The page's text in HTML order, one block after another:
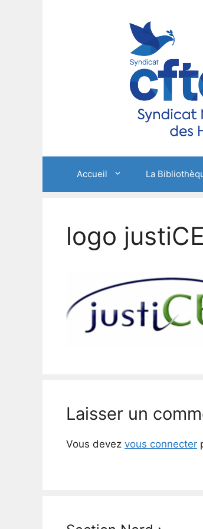
Accueil La
logo justiCE
Laisser un
Vous devez vous connecter